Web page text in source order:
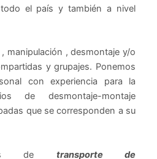
el país y también a nivel
manipulación , desmontaje y/o
y grupajes. Ponemos
con experiencia para la
de desmontaje-montaje
que se corresponden a su
de transporte de